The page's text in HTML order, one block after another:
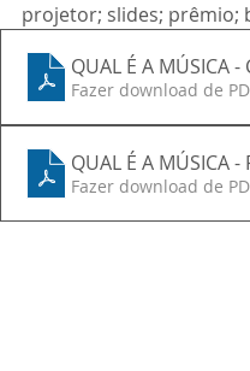
projetor; slides; prêmio;
QUAL É A MÚSICA
Fazer download de
QUAL É A MÚSICA
Fazer download de